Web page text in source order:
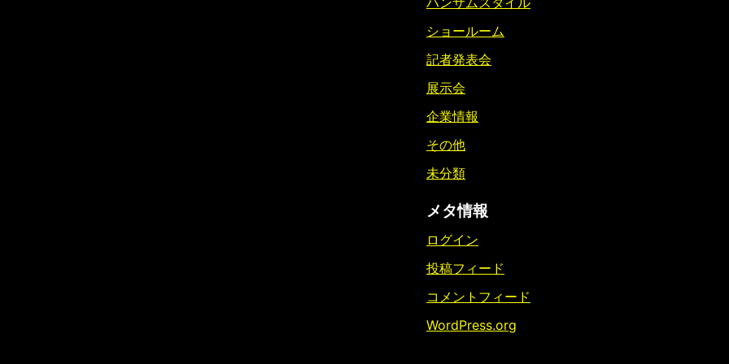
ショールーム
記者発表会
展示会
企業情報
その他
未分類
メタ情報
ログイン
投稿フィード
コメントフィード
WordPress.org